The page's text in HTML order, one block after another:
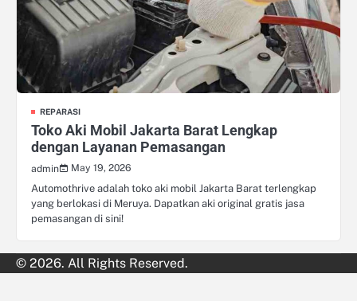
REPARASI
Toko Aki Mobil Jakarta Barat Lengkap
dengan Layanan Pemasangan
admin
May 19, 2026
Automothrive adalah toko aki mobil Jakarta Barat terlengkap
yang berlokasi di Meruya. Dapatkan aki original gratis jasa
pemasangan di sini!
© 2026. All Rights Reserved.